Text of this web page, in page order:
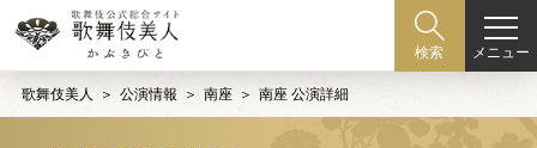
検索 メニュー
歌舞伎美人 公演情報 南座 南座 公演詳細